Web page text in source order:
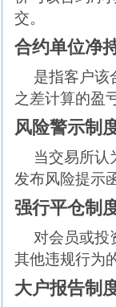
交。
合约单位净
是指客户该
之差计算的盈
风险警示制
当交易所认
发布风险提示
强行平仓制
对会员或投
其他违规行为
大户报告制